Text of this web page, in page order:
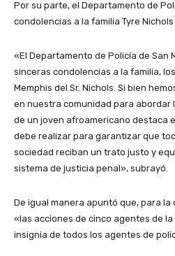
Por su parte, el Departamento de
condolencias a la familia Tyre
«El Departamento de Policía de San
sinceras condolencias a la familia,
Memphis del Sr. Nichols. Si bien
en nuestra comunidad para abordar
de un joven afroamericano destaca
debe realizar para garantizar que
sociedad reciban un trato justo y
sistema de justicia penal», subrayó.
De igual manera apuntó que, para la
«las acciones de cinco agentes de
insignia de todos los agentes de